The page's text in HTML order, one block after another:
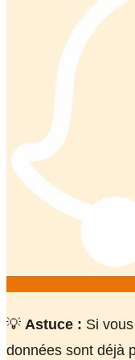
💡 Astuce : Si
données sont déjà